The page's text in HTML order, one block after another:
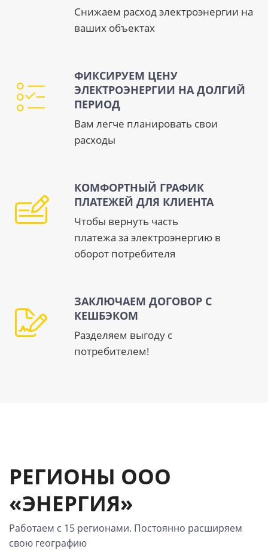
Снижаем расход электроэнергии на
ваших объектах
ФИКСИРУЕМ ЦЕНУ
ЭЛЕКТРОЭНЕРГИИ НА ДОЛГИЙ
ПЕРИОД
Вам легче планировать свои
расходы
КОМФОРТНЫЙ ГРАФИК
ПЛАТЕЖЕЙ ДЛЯ КЛИЕНТА
Чтобы вернуть часть
платежа за электроэнергию в
оборот потребителя
ЗАКЛЮЧАЕМ ДОГОВОР С
КЕШБЭКОМ
Разделяем выгоду с
потребителем!
РЕГИОНЫ ООО
«ЭНЕРГИЯ»
Работаем с 15 регионами. Постоянно расширяем
свою географию